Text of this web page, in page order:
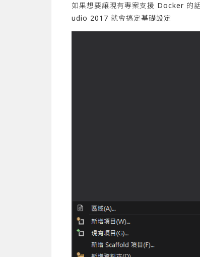
如果想要讓現有專案支援 Docker 的
udio 2017 就會搞定基礎設定